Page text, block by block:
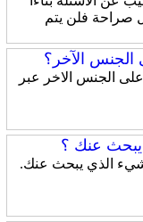
صراحة فلن يتم
الجنس الآخر؟
الجنس الاخر عبر
يبحث عنك ؟
الذي يبحث عنك.